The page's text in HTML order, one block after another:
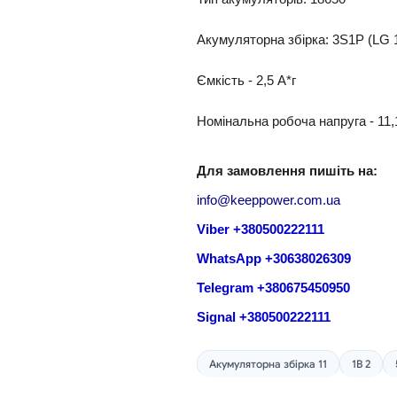
Акумуляторна збірка: 3S1P (LG
Ємкість - 2,5 A*г
Номінальна робоча напруга -
Для замовлення пишіть на:
info@keeppower.com.ua
Viber +380500222111
WhatsApp +30638026309
Telegram +380675450950
Signal +380500222111
Акумуляторна збірка 11 1В 2